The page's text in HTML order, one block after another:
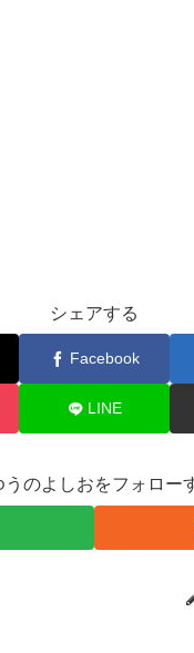
シェアする
Facebook
LINE
うのよしおをフォロー